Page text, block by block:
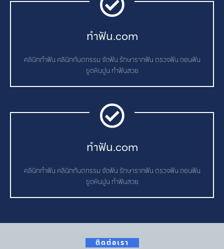
ทําฟัน.com
คลินิกทำฟัน คลินิกทันตกรรม จัดฟัน รักษารากฟัน ตรวจฟัน ถอนฟัน
ขูดหินปูน ทำฟันสวย
ทําฟัน.com
คลินิกทำฟัน คลินิกทันตกรรม จัดฟัน รักษารากฟัน ตรวจฟัน ถอนฟัน
ขูดหินปูน ทำฟันสวย
ติดต่อเรา